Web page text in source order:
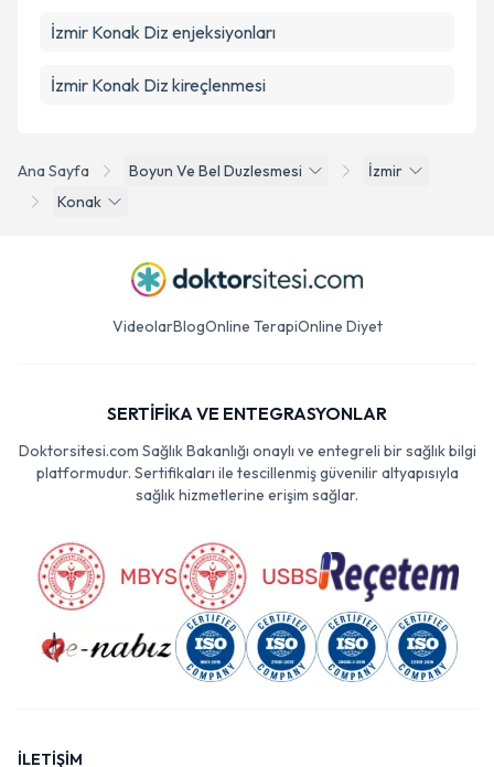
Ana Sayfa Boyun Ve Bel Duzlesmesi
İzmir
Konak
İzmir Konak Diz enjeksiyonları
İzmir Konak Diz kireçlenmesi
VideolarBlogOnline TerapiOnline Diyet
SERTİFİKA VE ENTEGRASYONLAR
Doktorsitesi.com Sağlık Bakanlığı onaylı ve entegreli bir sağlık bilgi
platformudur. Sertifikaları ile tescillenmiş güvenilir altyapısıyla
sağlık hizmetlerine erişim sağlar.
İLETİŞİM